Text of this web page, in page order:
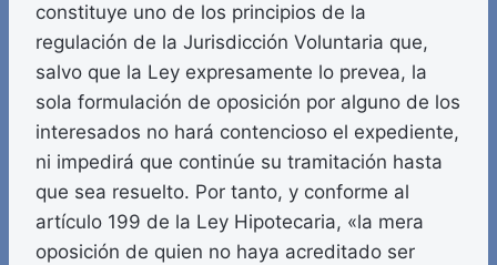
constituye uno de los principios de la
regulación de la Jurisdicción Voluntaria que,
salvo que la Ley expresamente lo prevea, la
sola formulación de oposición por alguno de los
interesados no hará contencioso el expediente,
ni impedirá que continúe su tramitación hasta
que sea resuelto. Por tanto, y conforme al
artículo 199 de la Ley Hipotecaria, «la mera
oposición de quien no haya acreditado ser